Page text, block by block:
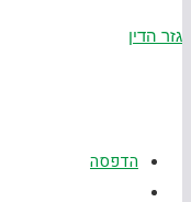
גזר הדין
הדפסה